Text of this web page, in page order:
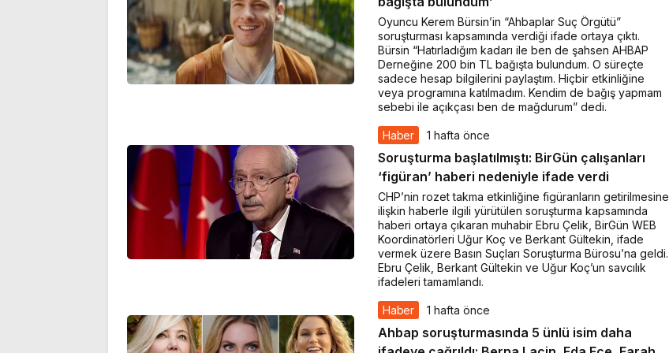
Oyuncu Kerem Bürsin’in “Ahbaplar Suç Örgütü”
soruşturması kapsamında verdiği ifade ortaya çıktı.
Bürsin “Hatırladığım kadarı ile ben de şahsen AHBAP
Derneğine 200 bin TL bağışta bulundum. O süreçte
sadece hesap bilgilerini paylaştım. Hiçbir etkinliğine
veya programına katılmadım. Kendim de bağış yapmam
sebebi ile açıkçası ben de mağdurum” dedi.
Haber 1 hafta önce
Soruşturma başlatılmıştı: BirGün çalışanları
‘figüran’ haberi nedeniyle ifade verdi
CHP’nin rozet takma etkinliğine figüranların getirilmesine
ilişkin haberle ilgili yürütülen soruşturma kapsamında
haberi ortaya çıkaran muhabir Ebru Çelik, BirGün WEB
Koordinatörleri Uğur Koç ve Berkant Gültekin, ifade
vermek üzere Basın Suçları Soruşturma Bürosu’na geldi.
Ebru Çelik, Berkant Gültekin ve Uğur Koç’un savcılık
ifadeleri tamamlandı.
Haber 1 hafta önce
Ahbap soruşturmasında 5 ünlü isim daha